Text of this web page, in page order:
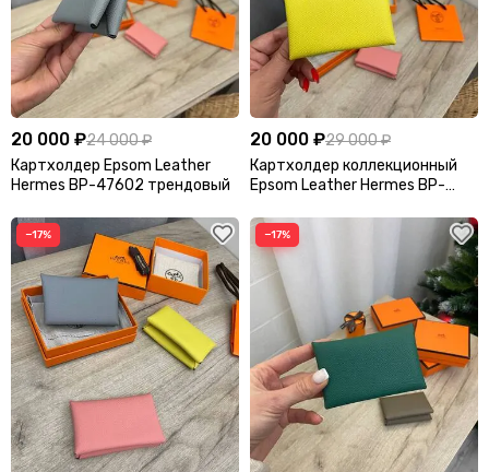
20 000 ₽24 000 ₽
Картхолдер Epsom Leather
Hermes BP-47602 трендовый
20 000 ₽29 000 ₽
Картхолдер коллекционный
Epsom Leather Hermes BP-
−17% −17%